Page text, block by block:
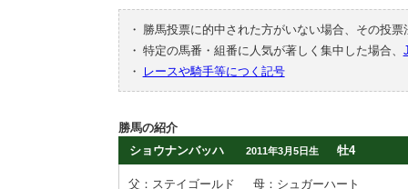
・
勝馬投票に的中された方がいない場合、その投
・ 特定の馬番・組番に人気が著しく集中した場合、
・
レースや騎手等につく記号
勝馬の紹介
ショウナンバッハ
2011年3月5日生 牡4
父：ステイゴールド
母：シュガーハート